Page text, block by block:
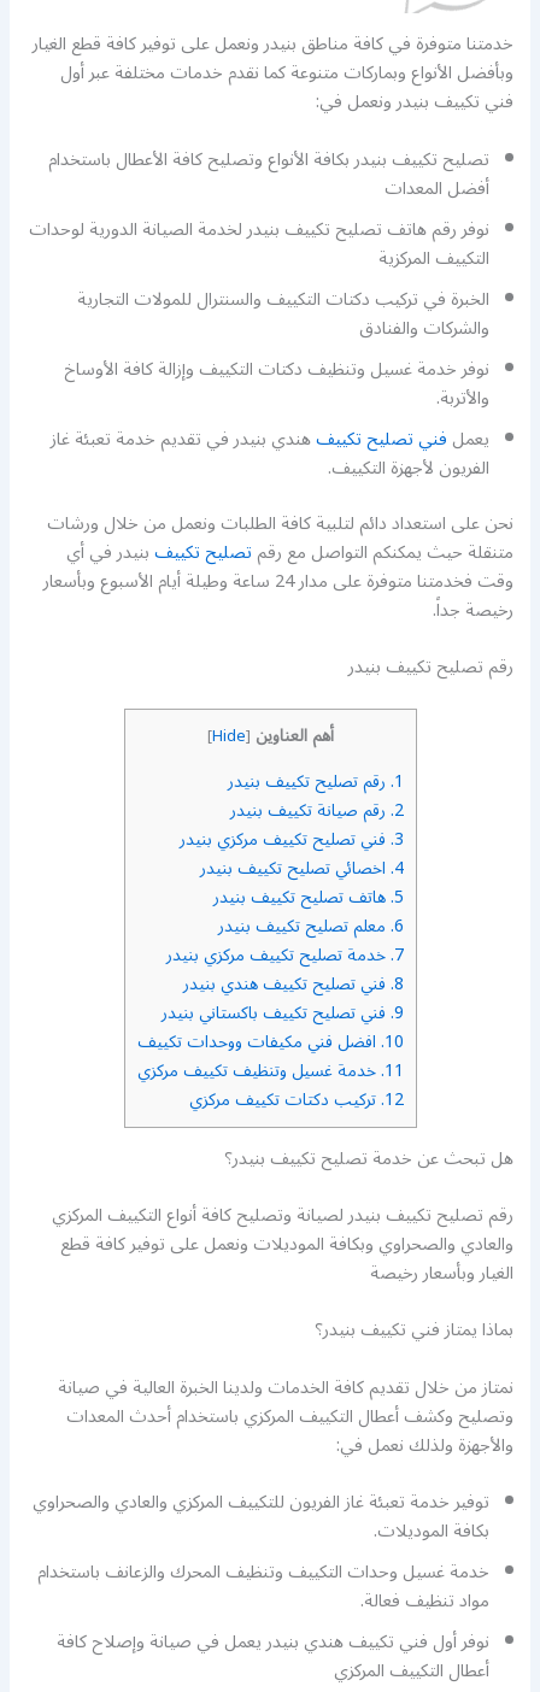
خدمتنا متوفرة في كافة مناطق بنيدر ونعمل على توفير كافة قطع الغيار
وبأفضل الأنواع وبماركات متنوعة كما نقدم خدمات مختلفة عبر أول
فني تكييف بنيدر ونعمل في:
تصليح تكييف بنيدر بكافة الأنواع وتصليح كافة الأعطال باستخدام
أفضل المعدات
نوفر رقم هاتف تصليح تكييف بنيدر لخدمة الصيانة الدورية لوحدات
التكييف المركزية
الخبرة في تركيب دكتات التكييف والسنترال للمولات التجارية
والشركات والفنادق
نوفر خدمة غسيل وتنظيف دكتات التكييف وإزالة كافة الأوساخ
والأتربة.
يعملفني تصليح تكييفهندي بنيدر في تقديم خدمة تعبئة غاز
الفريون لأجهزة التكييف.
نحن على استعداد دائم لتلبية كافة الطلبات ونعمل من خلال ورشات
متنقلة حيث يمكنكم التواصل مع رقمتصليح تكييفبنيدر في أي
وقت فخدمتنا متوفرة على مدار 24 ساعة وطيلة أيام الأسبوع وبأسعار
رخيصة جداً.
رقم تصليح تكييف بنيدر
أهم العناوين [
Hide
]
1. رقم تصليح تكييف بنيدر
2. رقم صيانة تكييف بنيدر
3. فني تصليح تكييف مركزي بنيدر
4. اخصائي تصليح تكييف بنيدر
5. هاتف تصليح تكييف بنيدر
6. معلم تصليح تكييف بنيدر
7. خدمة تصليح تكييف مركزي بنيدر
8. فني تصليح تكييف هندي بنيدر
9. فني تصليح تكييف باكستاني بنيدر
10. افضل فني مكيفات ووحدات تكييف
11. خدمة غسيل وتنظيف تكييف مركزي
12. تركيب دكتات تكييف مركزي
هل تبحث عن خدمة تصليح تكييف بنيدر؟
رقم تصليح تكييف بنيدر لصيانة وتصليح كافة أنواع التكييف المركزي
والعادي والصحراوي وبكافة الموديلات ونعمل على توفير كافة قطع
الغيار وبأسعار رخيصة
بماذا يمتاز فني تكييف بنيدر؟
نمتاز من خلال تقديم كافة الخدمات ولدينا الخبرة العالية في صيانة
وتصليح وكشف أعطال التكييف المركزي باستخدام أحدث المعدات
والأجهزة ولذلك نعمل في:
توفير خدمة تعبئة غاز الفريون للتكييف المركزي والعادي والصحراوي
بكافة الموديلات.
خدمة غسيل وحدات التكييف وتنظيف المحرك والزعانف باستخدام
مواد تنظيف فعالة.
نوفر أول فني تكييف هندي بنيدر يعمل في صيانة وإصلاح كافة
أعطال التكييف المركزي